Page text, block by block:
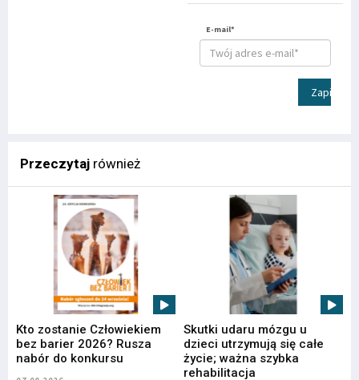
E-mail*
Zapisz
Przeczytaj również
Kto zostanie Człowiekiem
bez barier 2026? Rusza
nabór do konkursu
Skutki udaru mózgu u
dzieci utrzymują się całe
życie; ważna szybka
rehabilitacja